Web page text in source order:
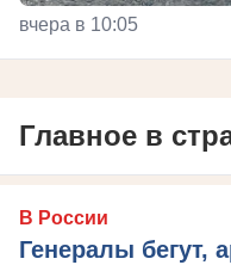
вчера в 10:05
Главное в
В России
Генералы бегут,